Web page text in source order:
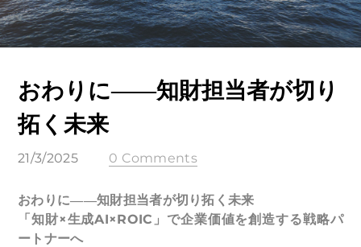
おわりに――知財担当者が切り
拓く未来
21/3/2025 0 Comments
おわりに――知財担当者が切り拓く未来
「知財×生成AI×ROIC」で企業価値を創造する戦略パ
ートナーへ
生成AIとの「壁打ち」で、新たな発明を創出する方法